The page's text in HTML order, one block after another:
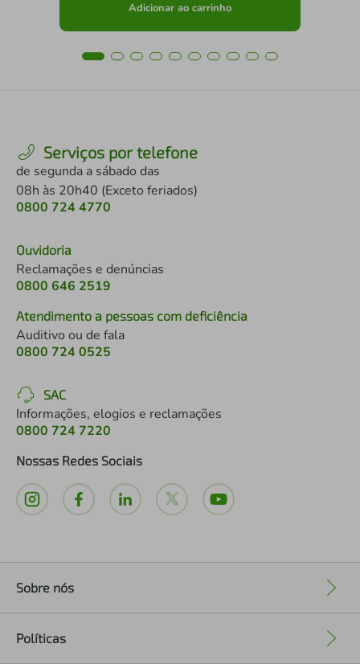
Adicionar ao carrinho
Serviços por telefone
de segunda a sábado das
08h às 20h40 (Exceto feriados)
0800 724 4770
Ouvidoria
Reclamações e denúncias
0800 646 2519
Atendimento a pessoas com deficiência
Auditivo ou de fala
0800 724 0525
SAC
Informações, elogios e reclamações
0800 724 7220
Nossas Redes Sociais
Sobre nós
Políticas